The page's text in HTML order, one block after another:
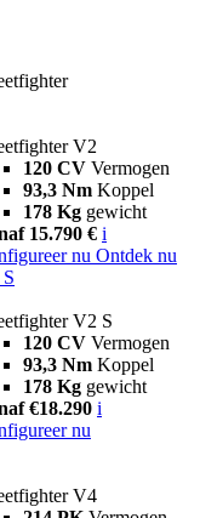
V2
120 CV Vermogen
93,3 Nm Koppel
178 Kg gewicht
15.790 € i
nu Ontdek nu
V2 S
120 CV Vermogen
93,3 Nm Koppel
178 Kg gewicht
€18.290 i
nu
V4